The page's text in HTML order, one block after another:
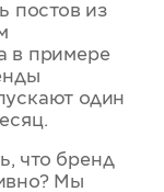
постов из
в примере
один
что бренд
Мы